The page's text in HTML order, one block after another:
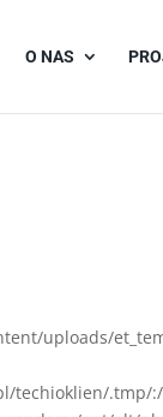
O NAS
uploads/
techioklien/.tmp/